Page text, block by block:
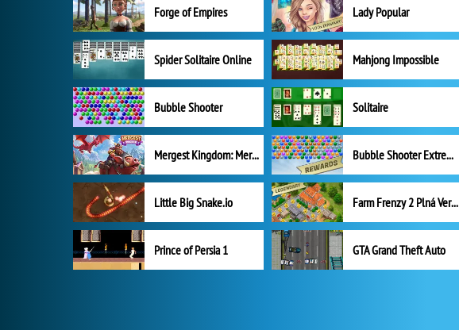
Forge of Empires Lady Popular
Spider Solitaire Online Mahjong Impossible
Bubble Shooter Solitaire
Mergest Kingdom: Merge Puzzle Bubble Shooter Extreme
Little Big Snake.io Farm Frenzy 2 Plná Verze
Prince of Persia 1 GTA Grand Theft Auto